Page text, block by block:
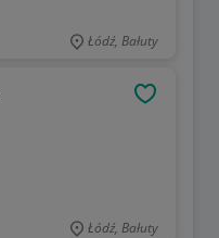
Łódź, Bałuty
Łódź, Bałuty